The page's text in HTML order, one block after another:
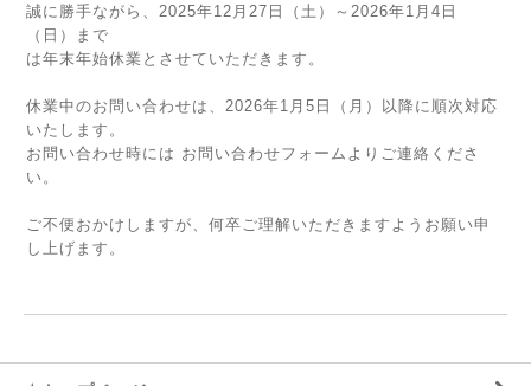
誠に勝手ながら、2025年12月27日（土）～2026年1月4日
（日）まで
は年末年始休業とさせていただきます。
休業中のお問い合わせは、2026年1月5日（月）以降に順次対応
いたします。
お問い合わせ時には お問い合わせフォームよりご連絡くださ
い。
ご不便おかけしますが、何卒ご理解いただきますようお願い申
し上げます。